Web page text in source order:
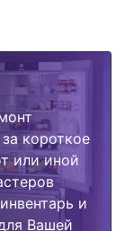
короткое
или иной
и
Вашей